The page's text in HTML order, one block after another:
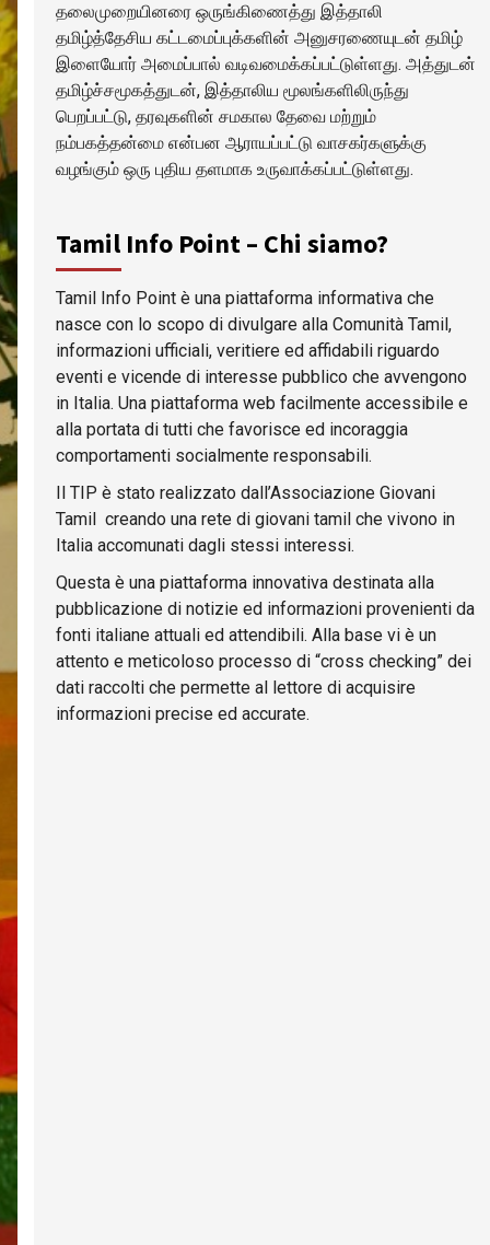
தலைமுறையினரை ஒருங்கிணைத்து இத்தாலி
தமிழ்த்தேசிய கட்டமைப்புக்களின் அனுசரணையுடன் தமிழ்
இளையோர் அமைப்பால் வடிவமைக்கப்பட்டுள்ளது. அத்துடன்
தமிழ்ச்சமூகத்துடன், இத்தாலிய மூலங்களிலிருந்து
பெறப்பட்டு, தரவுகளின் சமகால தேவை மற்றும்
நம்பகத்தன்மை என்பன ஆராயப்பட்டு வாசகர்களுக்கு
வழங்கும் ஒரு புதிய தளமாக உருவாக்கப்பட்டுள்ளது.
Tamil Info Point – Chi siamo?
Tamil Info Point è una piattaforma informativa che
nasce con lo scopo di divulgare alla Comunità Tamil,
informazioni ufficiali, veritiere ed affidabili riguardo
eventi e vicende di interesse pubblico che avvengono
in Italia. Una piattaforma web facilmente accessibile e
alla portata di tutti che favorisce ed incoraggia
comportamenti socialmente responsabili.
Il TIP è stato realizzato dall’Associazione Giovani
Tamil creando una rete di giovani tamil che vivono in
Italia accomunati dagli stessi interessi.
Questa è una piattaforma innovativa destinata alla
pubblicazione di notizie ed informazioni provenienti da
fonti italiane attuali ed attendibili. Alla base vi è un
attento e meticoloso processo di “cross checking” dei
dati raccolti che permette al lettore di acquisire
informazioni precise ed accurate.